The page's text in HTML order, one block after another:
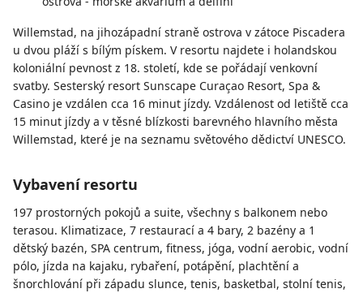
Willemstad, na jihozápadní straně ostrova v zátoce Piscadera
u dvou pláží s bílým pískem. V resortu najdete i holandskou
koloniální pevnost z 18. století, kde se pořádají venkovní
svatby. Sesterský resort Sunscape Curaçao Resort, Spa &
Casino je vzdálen cca 16 minut jízdy. Vzdálenost od letiště cca
15 minut jízdy a v těsné blízkosti barevného hlavního města
Willemstad, které je na seznamu světového dědictví UNESCO.
Vybavení resortu
197 prostorných pokojů a suite, všechny s balkonem nebo
terasou. Klimatizace, 7 restaurací a 4 bary, 2 bazény a 1
dětský bazén, SPA centrum, fitness, jóga, vodní aerobic, vodní
pólo, jízda na kajaku, rybaření, potápění, plachtění a
šnorchlování při západu slunce, tenis, basketbal, stolní tenis,